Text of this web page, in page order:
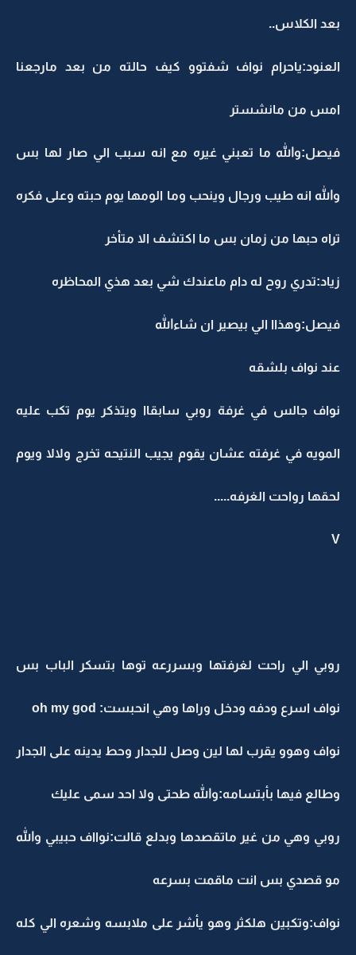
بعد الكلاس..
العنود:ياحرام نواف شفتوو كيف حالته من بعد مارجعنا
امس من مانشستر
فيصل:والله ما تعبني غيره مع انه سبب الي صار لها بس
والله انه طيب ورجال وينحب وما الومها يوم حبته وعلى فكره
تراه حبها من زمان بس ما اكتشف الا متأخر
زياد:تدري روح له دام ماعندك شي بعد هذي المحاظره
فيصل:وهذاا الي بيصير ان شاءالله
عند نواف بلشقه
نواف جالس في غرفة روبي سابقاا ويتذكر يوم تكب عليه
المويه في غرفته عشان يقوم يجيب النتيحه تخرج ولالا ويوم
لحقها رواحت الغرفه.....
V
روبي الي راحت لغرفتها وبسررعه توها بتسكر الباب بس
نواف اسرع ودفه ودخل وراها وهي انحبست: oh my god
نواف وهوو يقرب لها لين وصل للجدار وحط يدينه على الجدار
وطالع فيها بأبتسامه:والله طحتى ولا احد سمى عليك
روبي وهي من غير ماتقصدها وبدلع قالت:نوااف حبيبي والله
مو قصدي بس انت ماقمت بسرعه
نواف:وتكبين هلكثر وهو يأشر على ملابسه وشعره الي كله